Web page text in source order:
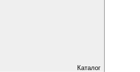
Каталог